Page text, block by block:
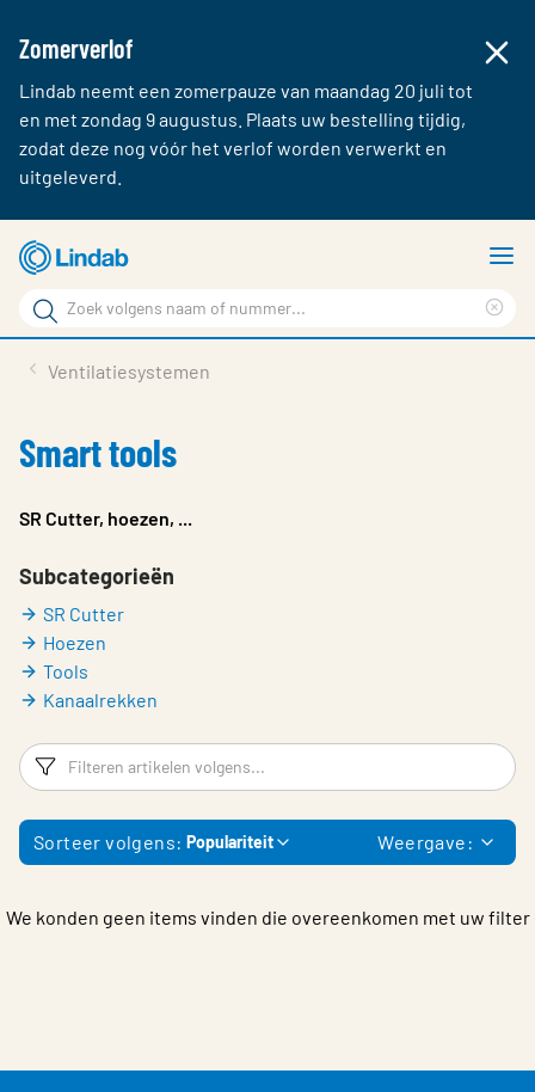
Zomerverlof
Lindab neemt een zomerpauze van maandag 20 juli tot
en met zondag 9 augustus. Plaats uw bestelling tijdig,
zodat deze nog vóór het verlof worden verwerkt en
uitgeleverd.
naar
hoofdinhoud
Zoek
Zoek
Contact
Belgium - Dutch
Ventilatiesystemen
Smart tools
SR Cutter, hoezen, ...
Subcategorieën
SR Cutter
Hoezen
Tools
Kanaalrekken
Filters
Sorteer volgens: Populariteit Weergave:
We konden geen items vinden die overeenkomen met uw filter